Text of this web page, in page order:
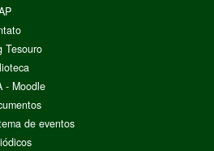
Tesouro
- Moodle
de eventos